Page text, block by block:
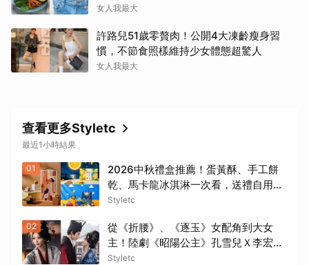
易瘦！
女人我最大
許路兒51歲零贅肉！公開4大凍齡瘦身習
慣，不節食照樣維持少女體態超驚人
女人我最大
查看更多Styletc
最近1小時結果
01
2026中秋禮盒推薦！蛋黃酥、手工餅
乾、馬卡龍冰淇淋一次看，送禮自用都
適合！
Styletc
02
從《折腰》、《逐玉》女配角到大女
主！陸劇《昭陽公主》孔雪兒Ｘ李宏毅
開局即圓房，這場帶毒的權謀虐戀太過
Styletc